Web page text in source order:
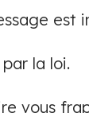
est
la loi.
vous